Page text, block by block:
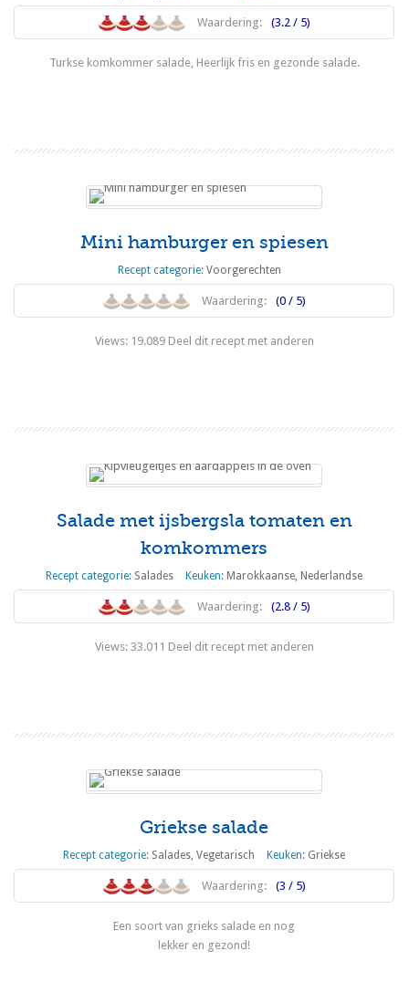
Waardering: (3.2 / 5)
Turkse komkommer salade, Heerlijk fris en gezonde salade.
Mini hamburger en spiesen
Recept categorie:Voorgerechten
Waardering: (0 / 5)
Views: 19.089 Deel dit recept met anderen
Salade met ijsbergsla tomaten en
komkommers
Recept categorie: Salades Keuken: Marokkaanse, Nederlandse
Waardering: (2.8 / 5)
Views: 33.011 Deel dit recept met anderen
Griekse salade
Recept categorie: Salades ,Vegetarisch Keuken: Griekse
Waardering: (3 / 5)
Een soort van grieks salade en nog
lekker en gezond!